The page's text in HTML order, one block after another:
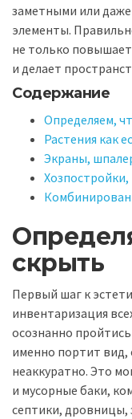
заметными или
элементы.
не только
и делает
Содержание
Определяем,
Растения как
Экраны,
скрыть
Первый шаг к
инвентаризация
осознанно
именно портит вид,
неаккуратно. Это
и мусорные баки,
септики, дровницы,